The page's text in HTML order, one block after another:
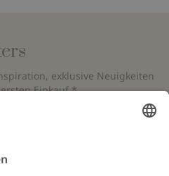
exklusive Neuigkeiten
Einkauf.*
ist nicht mit anderen Rabatten
für limitierte Artikel. Bitte
unsere